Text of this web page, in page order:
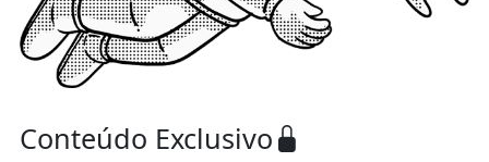
Conteúdo Exclusivo